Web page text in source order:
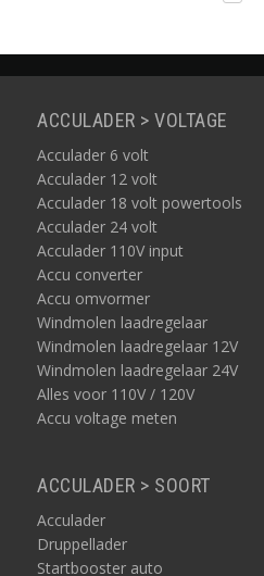
ACCULADER > VOLTAGE
Acculader 6 volt
Acculader 12 volt
Acculader 18 volt powertools
Acculader 24 volt
Acculader 110V input
Accu converter
Accu omvormer
Windmolen laadregelaar
Windmolen laadregelaar 12V
Windmolen laadregelaar 24V
Alles voor 110V / 120V
Accu voltage meten
ACCULADER > SOORT
Acculader
Druppellader
Startbooster auto